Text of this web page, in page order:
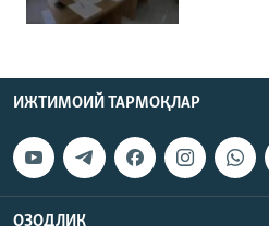
ИЖТИМОИЙ ТАРМОҚЛАР
ОЗОДЛИК